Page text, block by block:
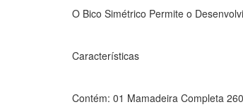
O Bico Simétrico Permite o
Características
Contém: 01 Mamadeira Completa